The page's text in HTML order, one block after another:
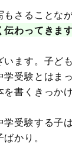
さることなが
わってきます
います。子ど
受験とはま
書くきっか
受験する子
かり。